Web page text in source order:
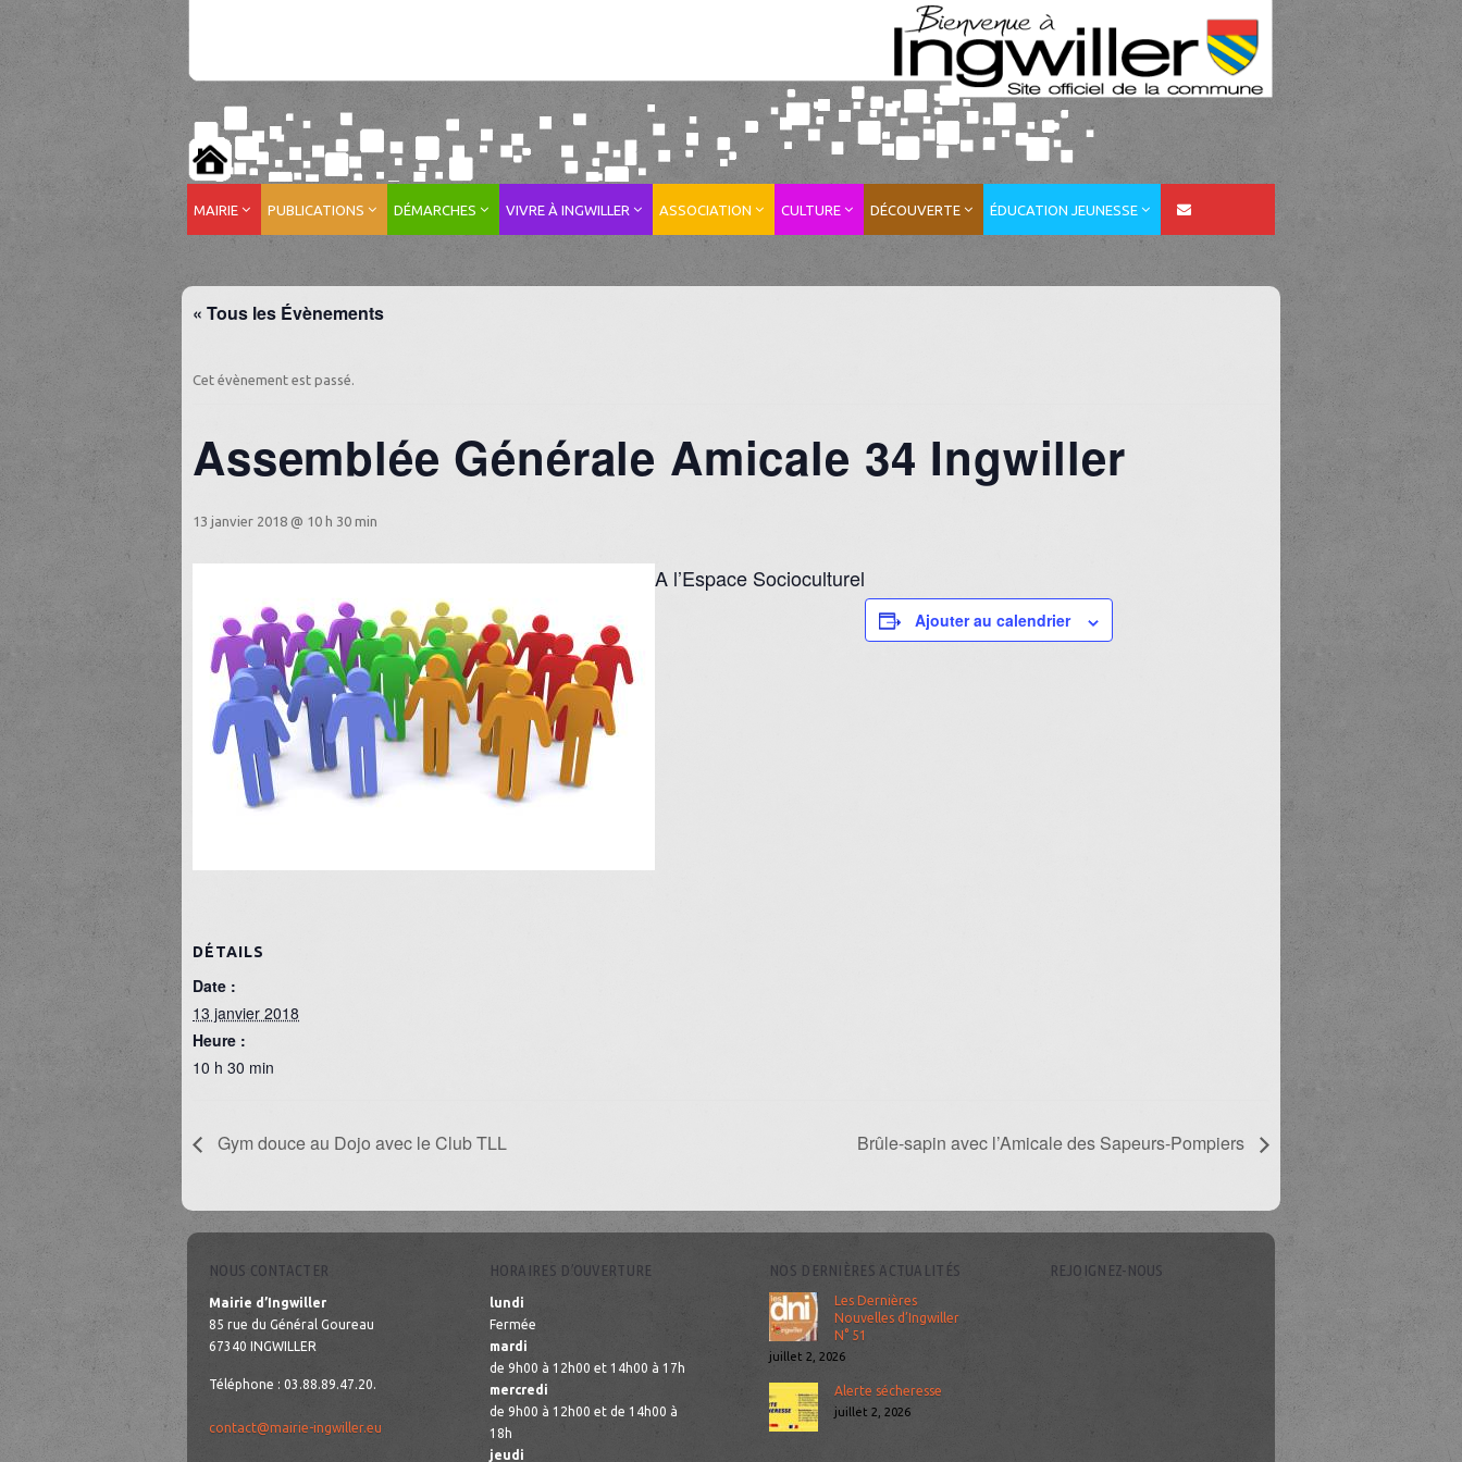
MAIRIE PUBLICATIONS DÉMARCHES VIVRE À INGWILLER ASSOCIATION CULTURE DÉCOUVERTE ÉDUCATION JEUNESSE
« Tous les Évènements
Cet évènement est passé.
Assemblée Générale Amicale 34 Ingwiller
13 janvier 2018 @ 10 h 30 min
A l’Espace Socioculturel
Ajouter au calendrier
DÉTAILS
Date :
13 janvier 2018
Heure :
10 h 30 min
Gym douce au Dojo avec le Club TLL Brûle-sapin avec l’Amicale des Sapeurs-Pompiers
NOUS CONTACTER
Mairie d’Ingwiller
85 rue du Général Goureau
67340 INGWILLER
Téléphone : 03.88.89.47.20.
contact@mairie-ingwiller.eu
HORAIRES D’OUVERTURE
lundi
Fermée
mardi
de 9h00 à 12h00 et 14h00 à 17h
mercredi
de 9h00 à 12h00 et de 14h00 à
18h
jeudi
NOS DERNIÈRES ACTUALITÉS
Les Dernières
Nouvelles d’Ingwiller
N° 51
juillet 2, 2026
Alerte sécheresse
juillet 2, 2026
REJOIGNEZ-NOUS